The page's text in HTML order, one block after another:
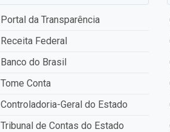
Portal da Transparência
Receita Federal
Banco do Brasil
Tome Conta
Controladoria-Geral do Estado
Tribunal de Contas do Estado